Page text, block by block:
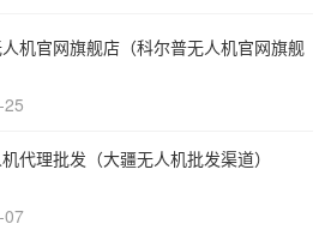
机官网旗舰店（科尔普无人机官网旗舰
代理批发（大疆无人机批发渠道）
07